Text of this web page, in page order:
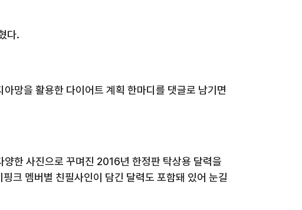
다.
망을 활용한 다이어트 계획 한마디를 댓글로 남기면
양한 사진으로 꾸며진 2016년 한정판 탁상용 달력을
크 멤버별 친필사인이 담긴 달력도 포함돼 있어 눈길